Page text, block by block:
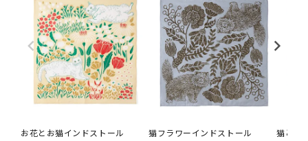
お花とお猫インドストール
猫フラワーインドストール
猫と毛